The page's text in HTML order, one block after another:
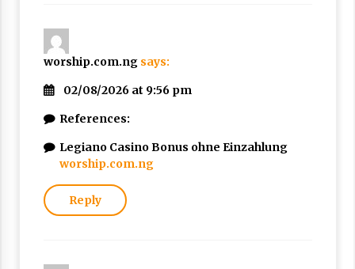
worship.com.ng says:
02/08/2026 at 9:56 pm
References:
Legiano Casino Bonus ohne Einzahlung
worship.com.ng
Reply